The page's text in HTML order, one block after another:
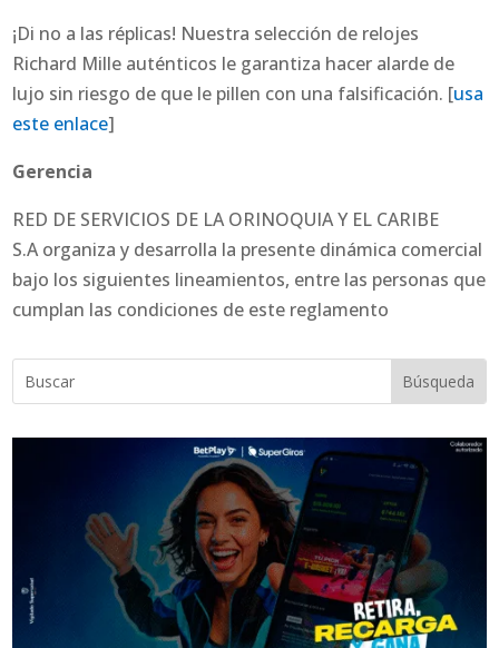
¡Di no a las réplicas! Nuestra selección de relojes
Richard Mille auténticos le garantiza hacer alarde de
lujo sin riesgo de que le pillen con una falsificación. [usa
este enlace]
Gerencia
RED DE SERVICIOS DE LA ORINOQUIA Y EL CARIBE
S.A organiza y desarrolla la presente dinámica comercial
bajo los siguientes lineamientos, entre las personas que
cumplan las condiciones de este reglamento